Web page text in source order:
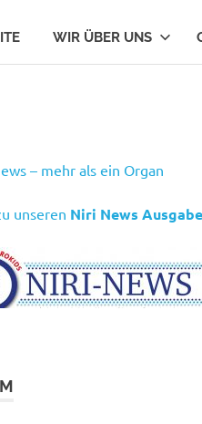
WIR ÜBER UNS
– mehr als ein Organ
unseren Niri News